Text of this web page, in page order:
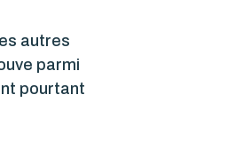
autres
parmi
pourtant